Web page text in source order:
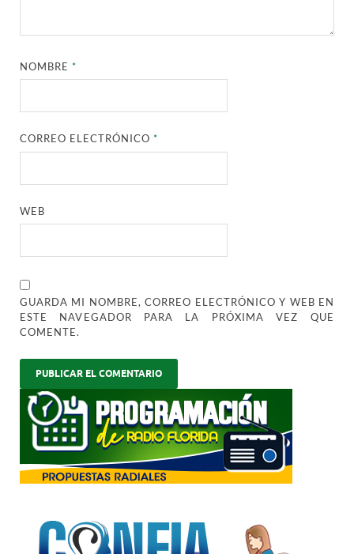
NOMBRE*
CORREO ELECTRÓNICO*
WEB
GUARDA MI NOMBRE, CORREO ELECTRÓNICO Y WEB EN
ESTE NAVEGADOR PARA LA PRÓXIMA VEZ QUE
COMENTE.